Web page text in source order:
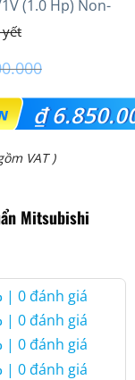
(1.0 Hp) Non-
lan
₫
VAT )
Mitsubishi
| 0 đánh giá
| 0 đánh giá
| 0 đánh giá
| 0 đánh giá